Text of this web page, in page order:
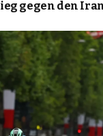
gegen den